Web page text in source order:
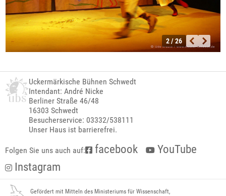
2 / 26
Uckermärkische Bühnen Schwedt
Intendant: André Nicke
Berliner Straße 46/48
16303 Schwedt
Besucherservice: 03332/538111
Unser Haus ist barrierefrei.
Folgen Sie uns auch auf: facebook
YouTube
Instagram
Gefördert mit Mitteln des Ministeriums für Wissenschaft,